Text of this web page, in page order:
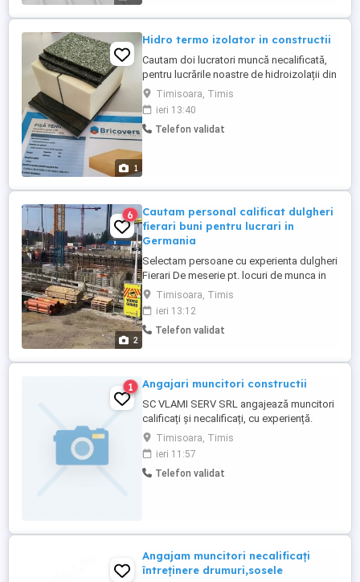
Dulgherie,mansardări, ...
1
Hidro termo izolator in constructii
Cautam doi lucratori muncă necalificată,
pentru lucrările noastre de hidroizolații din
Timișoara și Arad. Rolul lor va fi de ajutor
de hidroizolator. Salariul este negociabil,
oficial în funcție de competențe. Se oferă
contract de angajare cu toate formele
Timisoara, Timis
ieri 13:40
Telefon validat
2
6
Cautam personal calificat dulgheri
fierari buni pentru lucrari in
Germania
Selectam persoane cu experienta dulgheri
Fierari De meserie pt. locuri de munca in
Germania ? D. M. Cu Nr tel și numele Au un
plus cei care trimit video competente Vezi
si celelalte anunturi din contul meu, poate
gasesti ceva de folos Cereti poze video
Timisoara, Timis
ieri 13:12
Telefon validat
1 Angajari muncitori constructii
SC VLAMI SERV SRL angajează muncitori
calificați și necalificați, cu experiență.
Oferim contract de munca perioada
nedeterminata, cazare și decontare
transport.
Timisoara, Timis
ieri 11:57
Telefon validat
Angajam muncitori necalificați
întreținere drumuri,sosele